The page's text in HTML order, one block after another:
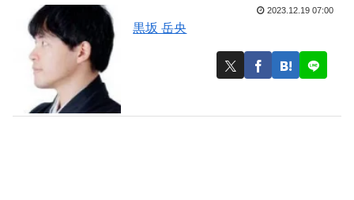
黒坂 岳央
2023.12.19 07:00